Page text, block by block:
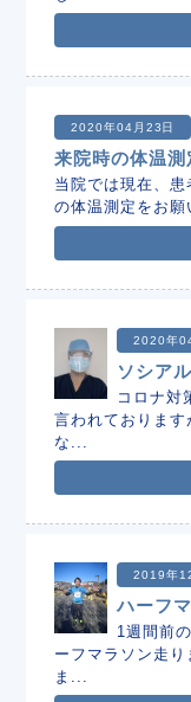
2020年04月23日
来院時の体温測
当院では現在、
の体温測定をお
2020年
ソシア
コロナ対
言われております
な...
2019年
ハーフ
1週間前
ーフマラソン走
ま...